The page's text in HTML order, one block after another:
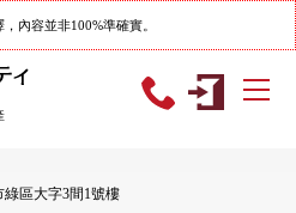
內容並非100%準確實。
綠區大字3間1號樓